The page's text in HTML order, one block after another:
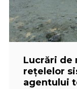
Lucrări de
rețelelor
agentului